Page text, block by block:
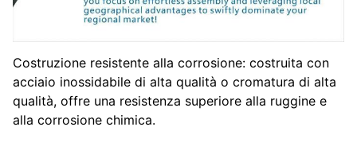
Costruzione resistente alla corrosione: costruita con
acciaio inossidabile di alta qualità o cromatura di alta
qualità, offre una resistenza superiore alla ruggine e
alla corrosione chimica.